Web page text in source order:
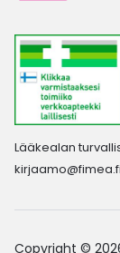
Lääkealan
kirjaamo@fimea.fi
Copyright ©